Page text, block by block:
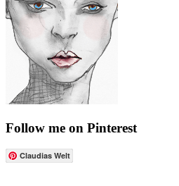
Follow me on Pinterest
Claudias Welt